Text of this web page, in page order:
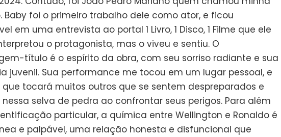
Baby foi o primeiro trabalho dele como ator, e ficou
em uma entrevista ao portal 1 Livro, 1 Disco, 1 Filme que ele
o protagonista, mas o viveu e sentiu. O
título é o espírito da obra, com seu sorriso radiante e sua
juvenil. Sua performance me tocou em um lugar pessoal, e
tocará muitos outros que se sentem despreparados e
nessa selva de pedra ao confrontar seus perigos. Para além
particular, a química entre Wellington e Ronaldo é
e palpável, uma relação honesta e disfuncional que